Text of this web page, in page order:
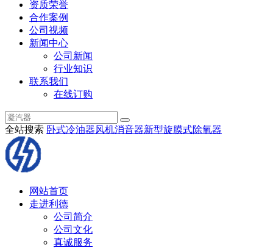
资质荣誉
合作案例
公司视频
新闻中心
公司新闻
行业知识
联系我们
在线订购
全站搜索 卧式冷油器风机消音器新型旋膜式除氧器
网站首页
走进利德
公司简介
公司文化
真诚服务